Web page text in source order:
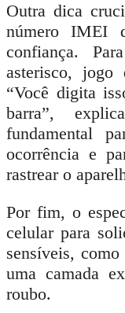
Outra dica
número IMEI
confiança.
asterisco,
“Você digita
barra”,
fundamental
ocorrência e
rastrear o
Por fim, o
celular para
sensíveis,
uma camada
roubo.